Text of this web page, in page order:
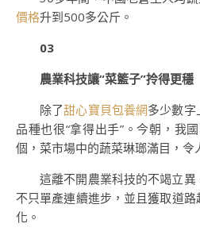
價格升到500多公斤。
03
農業科技讓“菜籃子”拎得更穩
除了甜心寶貝包養網多少數字
品種也很“拿得出手”。今朝，我
個，菜市場中的蔬菜琳瑯滿目，令
這離不開農業科技的不竭立
不只單產連續進步，並且獲取道
化。